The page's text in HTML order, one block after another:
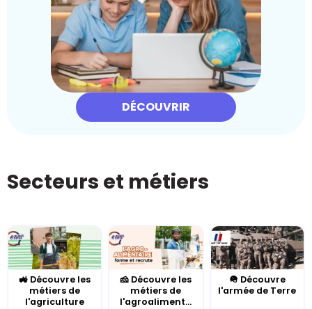
DÉCOUVRIR
Secteurs et métiers
🚜 Découvre les
métiers de
l'agriculture
🧀 Découvre les
métiers de
l'agroaliment...
🪖 Découvre
l'armée de Terre